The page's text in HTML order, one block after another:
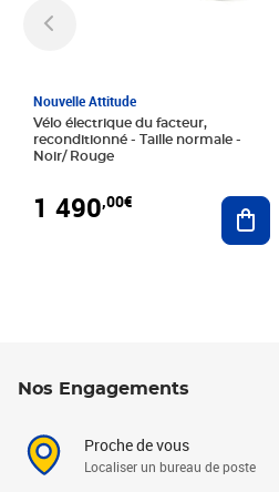
Nouvelle Attitude
Vélo électrique du facteur,
reconditionné - Taille normale -
Noir/ Rouge
1 490,00€
Nos Engagements
Proche de vous
Localiser un bureau de poste